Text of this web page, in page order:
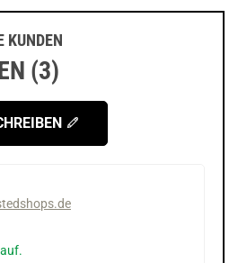
KUNDEN
(3)